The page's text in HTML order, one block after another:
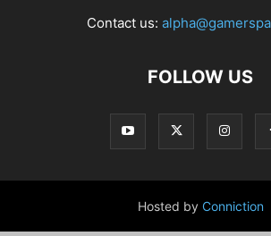
Contact us:
FOLLOW US
Hosted by Conniction